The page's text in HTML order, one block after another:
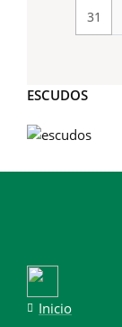
31
ESCUDOS
Inicio